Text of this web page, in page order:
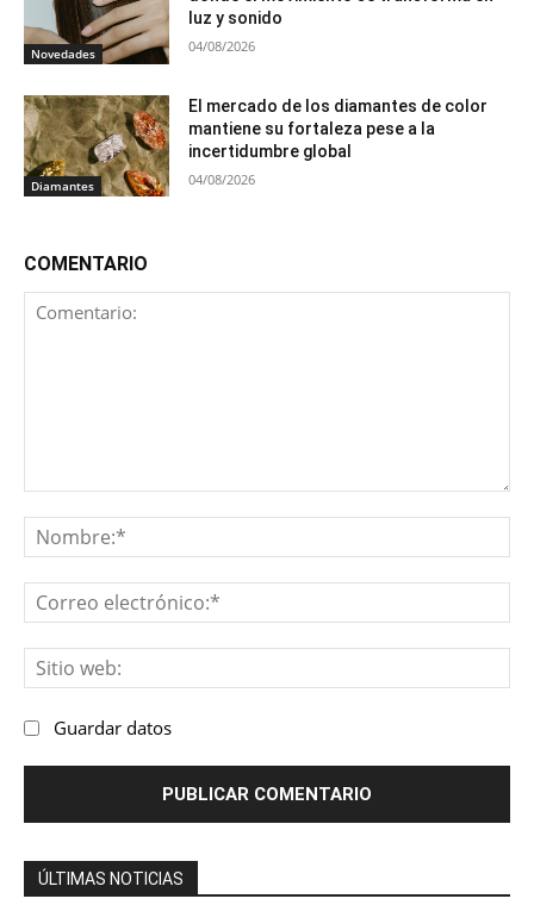
Novedades
luz y sonido
04/08/2026
Diamantes
El mercado de los diamantes de color
mantiene su fortaleza pese a la
incertidumbre global
04/08/2026
COMENTARIO
Guardar datos
ÚLTIMAS NOTICIAS